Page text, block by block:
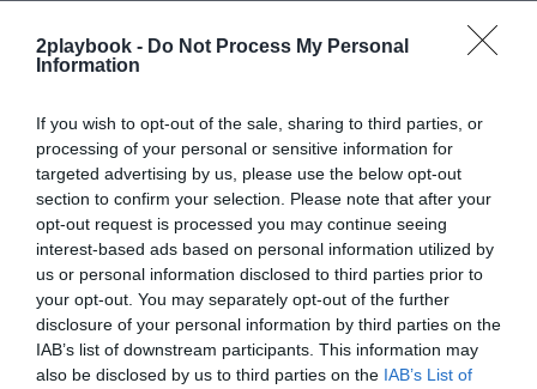
2playbook - Do Not Process My Personal
Information
If you wish to opt-out of the sale, sharing to third parties, or
processing of your personal or sensitive information for
targeted advertising by us, please use the below opt-out
section to confirm your selection. Please note that after your
opt-out request is processed you may continue seeing
interest-based ads based on personal information utilized by
us or personal information disclosed to third parties prior to
your opt-out. You may separately opt-out of the further
disclosure of your personal information by third parties on the
IAB’s list of downstream participants. This information may
also be disclosed by us to third parties on the IAB’s List of
impacto de la Covid-19, especialmente en Japón, y que
resulta difícil hacer predicciones a largo plazo como
2Playbook
como fuente preferida de Google
de forma gratuita
Mantente informado con las últimas noticias de actualidad.
ACTIVAR AHORA
Compartir
Imprimir